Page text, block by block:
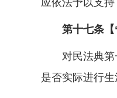
应依法予以支
第十七条【
对民法典第一
是否实际进行